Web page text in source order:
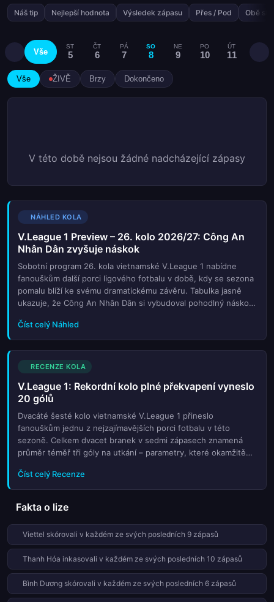
Náš tip Nejlepší hodnota Výsledek zápasu Přes / Pod Obě
Vše
ST
5
ČT
6
PÁ
7
SO
8
NE
9
PO
10
ÚT
11
Vše ŽIVĚ Brzy Dokončeno
V této době nejsou žádné nadcházející zápasy
NÁHLED KOLA
V.League 1 Preview – 26. kolo 2026/27: Công An
Nhân Dân zvyšuje náskok
Sobotní program 26. kola vietnamské V.League 1 nabídne
fanouškům další porci ligového fotbalu v době, kdy se sezona
pomalu blíží ke svému dramatickému závěru. Tabulka jasně
ukazuje, že Công An Nhân Dân si vybudoval pohodlný náskok,
bil...
Číst celý Náhled
RECENZE KOLA
V.League 1: Rekordní kolo plné překvapení vyneslo
20 gólů
Dvacáté šesté kolo vietnamské V.League 1 přineslo
fanouškům jednu z nejzajímavějších porci fotbalu v této
sezoně. Celkem dvacet branek v sedmi zápasech znamená
průměr téměř tři góly na utkání – parametry, které okamžitě
oblíbených kurzec...
Číst celý Recenze
Fakta o lize
Viettel skórovali v každém ze svých posledních 9 zápasů
Thanh Hóa inkasovali v každém ze svých posledních 10 zápasů
Bình Dương skórovali v každém ze svých posledních 6 zápasů